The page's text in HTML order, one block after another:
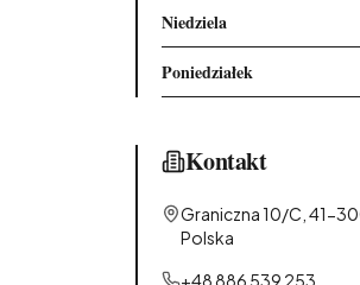
Niedziela
Poniedziałek
Kontakt
Graniczna 10/C, 41-
Polska
+48 886 539 253